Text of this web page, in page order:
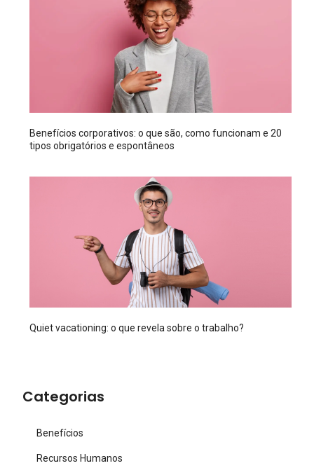
Benefícios corporativos: o que são, como funcionam e 20
tipos obrigatórios e espontâneos
Quiet vacationing: o que revela sobre o trabalho?
Categorias
Benefícios
Recursos Humanos